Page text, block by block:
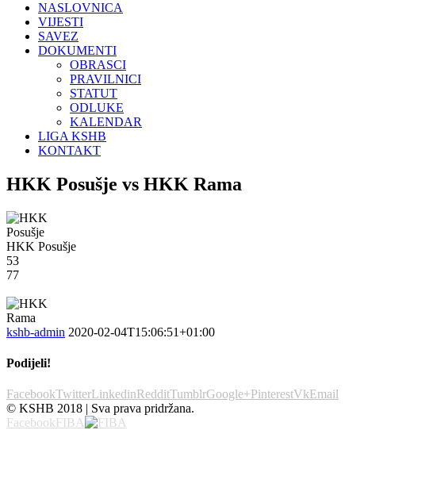
NASLOVNICA
VIJESTI
SAVEZ
DOKUMENTI
OBRASCI
PRAVILNICI
STATUT
ODLUKE
KALENDAR
LIGA KSHB
KONTAKT
HKK Posušje vs HKK Rama
HKK Posušje
53
77
kshb-admin 2020-02-04T15:06:51+01:00
Podijeli!
FacebookTwitterLinkedinRedditTumblrGoogle+PinterestVkEmail
© KSHB 2018 | Sva prava pridržana.
FacebookFIBA